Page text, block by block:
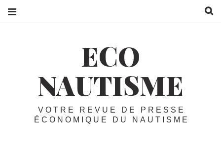
ECO
NAUTISME
VOTRE REVUE DE PRESSE
ÉCONOMIQUE DU NAUTISME